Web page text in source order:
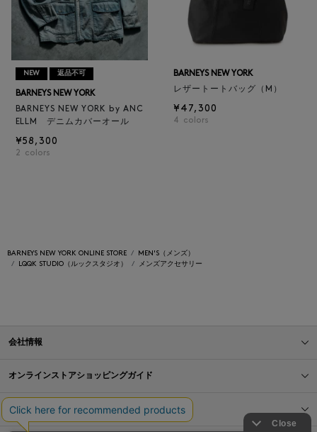
NEW 返品不可
BARNEYS NEW YORK
BARNEYS NEW YORK by ANC
ELLM デニムカバーオール
¥58,300
2 colors
BARNEYS NEW YORK
レザートートバッグ（M）
¥47,300
4 colors
BARNEYS NEW YORK ONLINE STORE
MEN'S（メンズ）
LQQK STUDIO（ルックスタジオ）
メンズアクセサリー
会社情報
オンラインストアショッピングガイド
店舗情報